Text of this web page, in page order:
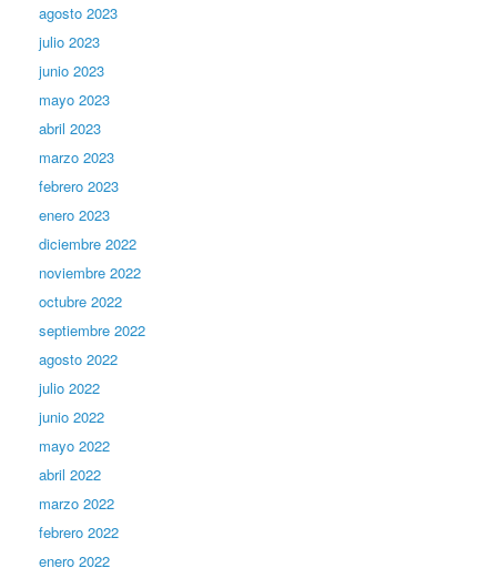
agosto 2023
julio 2023
junio 2023
mayo 2023
abril 2023
marzo 2023
febrero 2023
enero 2023
diciembre 2022
noviembre 2022
octubre 2022
septiembre 2022
agosto 2022
julio 2022
junio 2022
mayo 2022
abril 2022
marzo 2022
febrero 2022
enero 2022